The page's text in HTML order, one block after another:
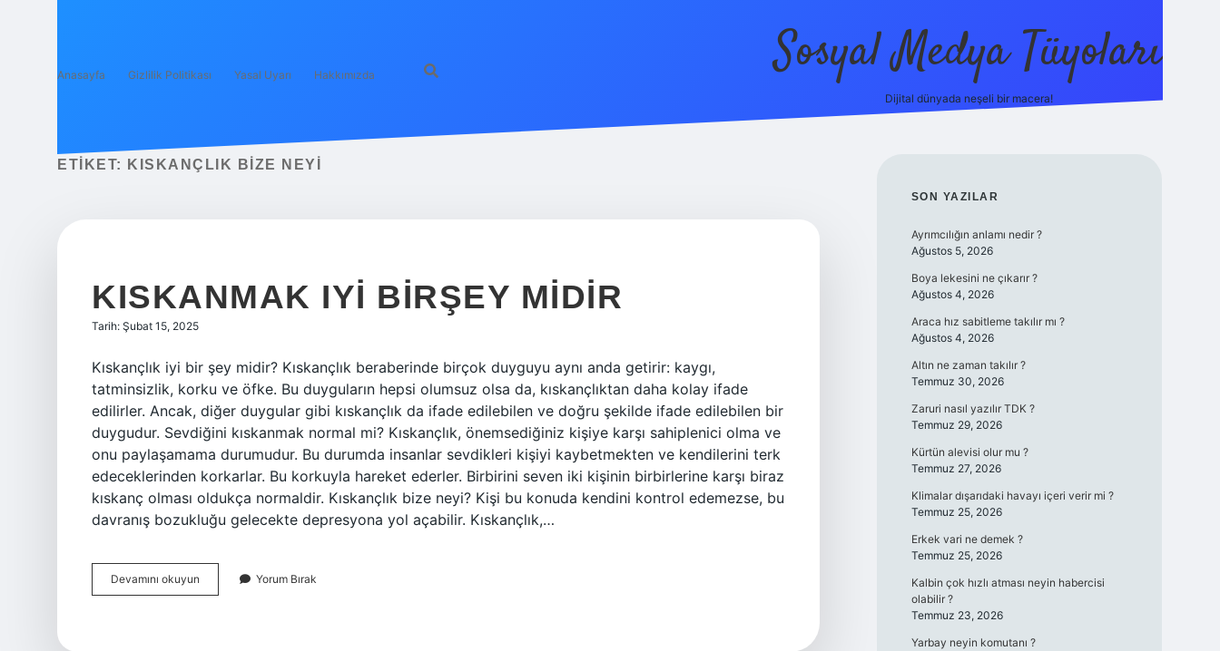
Anasayfa Gizlilik Politikası Yasal Uyarı Hakkımızda Sosyal Medya Tüyoları
Dijital dünyada neşeli bir macera!
ETIKET: KISKANÇLIK BIZE NEYI
KISKANMAK IYI BIRŞEY MIDIR
Tarih: Şubat 15, 2025
Kıskançlık iyi bir şey midir? Kıskançlık beraberinde birçok duyguyu aynı anda getirir: kaygı,
tatminsizlik, korku ve öfke. Bu duyguların hepsi olumsuz olsa da, kıskançlıktan daha kolay ifade
edilirler. Ancak, diğer duygular gibi kıskançlık da ifade edilebilen ve doğru şekilde ifade edilebilen bir
duygudur. Sevdiğini kıskanmak normal mi? Kıskançlık, önemsediğiniz kişiye karşı sahiplenici olma ve
onu paylaşamama durumudur. Bu durumda insanlar sevdikleri kişiyi kaybetmekten ve kendilerini terk
edeceklerinden korkarlar. Bu korkuyla hareket ederler. Birbirini seven iki kişinin birbirlerine karşı biraz
kıskanç olması oldukça normaldir. Kıskançlık bize neyi? Kişi bu konuda kendini kontrol edemezse, bu
davranış bozukluğu gelecekte depresyona yol açabilir. Kıskançlık,…
Devamını okuyun Kıskanmak
Iyi
Yorum Bırak
SIDEBAR
SON YAZILAR
Ayrımcılığın anlamı nedir ?
Ağustos 5, 2026
Boya lekesini ne çıkarır ?
Ağustos 4, 2026
Araca hız sabitleme takılır mı ?
Ağustos 4, 2026
Altın ne zaman takılır ?
Temmuz 30, 2026
Zaruri nasıl yazılır TDK ?
Temmuz 29, 2026
Kürtün alevisi olur mu ?
Temmuz 27, 2026
Klimalar dışarıdaki havayı içeri verir mi ?
Temmuz 25, 2026
Erkek vari ne demek ?
Temmuz 25, 2026
Kalbin çok hızlı atması neyin habercisi
olabilir ?
Temmuz 23, 2026
Yarbay neyin komutanı ?